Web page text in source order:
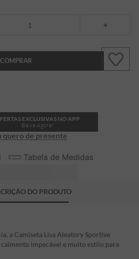
＋
COMPRAR
EXCLUSIVAS NO APP
Baixe Agora!
quero de presente
Tabela de Medidas
DO PRODUTO
a Camiseta Lisa Aleatory Sportive
impecável e muito estilo para